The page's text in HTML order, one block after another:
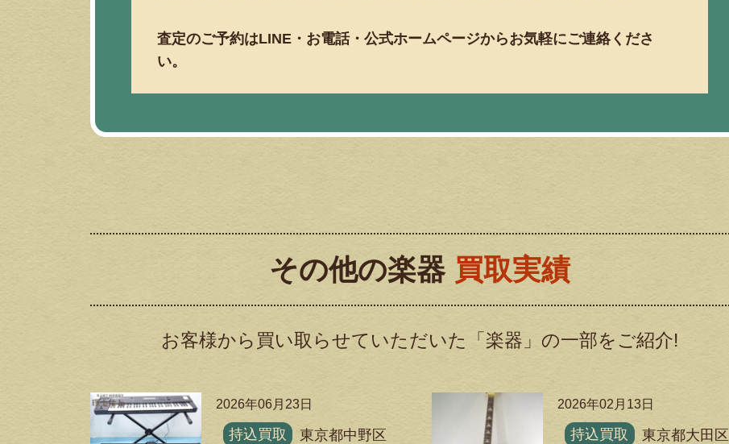
査定のご予約はLINE・お電話・公式ホームページからお気軽にご連絡くださ
い。
その他の楽器 買取実績
お客様から買い取らせていただいた「楽器」の一部をご紹介!
2026年06月23日
持込買取
東京都中野区
2026年02月13日
持込買取
東京都大田区